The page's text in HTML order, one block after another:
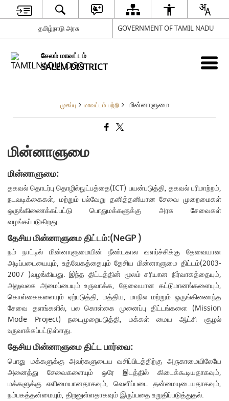
தமிழ்நாடு அரசு GOVERNMENT OF TAMIL NADU
சேலம் மாவட்டம்
SALEM DISTRICT
முகப்பு மாவட்டம் பற்றி மின்னாளுமை
மின்னாளுமை
மின்னாளுமை:
தகவல் தொடர்பு தொழில்நுட்பத்தை(ICT) பயன்படுத்தி, தகவல் பரிமாற்றம்,
நடவடிக்கைகள், மற்றும் பல்வேறு தனித்தனியான சேவை முறைமைகள்
ஒருங்கிணைக்கப்பட்டு பொதுமக்களுக்கு அரசு சேவைகள்
வழங்கப்படுகிறது.
தேசிய மின்னாளுமை திட்டம்:(NeGP )
நம் நாட்டில் மின்னாளுமையின் நீண்டகால வளர்ச்சிக்கு தேவையான
அடிப்படையையும், உத்வேகத்தையும் தேசிய மின்னாளுமை திட்டம்(2003-
2007 )வழங்கியது. இந்த திட்டத்தின் மூலம் சரியான நிர்வாகத்தையும்,
அலுவலக அமைப்பையும் உருவாக்க, தேவையான கட்டுமானங்களையும்,
கொள்கைகளையும் ஏற்படுத்தி, மத்திய, மாநில மற்றும் ஒருங்கிணைந்த
சேவை தளங்களில், பல கொள்கை முனைப்பு திட்டங்களை (Mission
Mode Project) நடைமுறைபடுத்தி, மக்கள் மைய ஆட்சி சூழல்
உருவாக்கப்பட்டுள்ளது.
தேசிய மின்னாளுமை திட்ட பார்வை:
பொது மக்களுக்கு அவர்களுடைய வசிப்பிடத்திற்கு அருகாமையிலேயே
அனைத்து சேவைகளையும் ஒரே இடத்தில் கிடைக்கூடியதாகவும்,
மக்களுக்கு எளிமையானதாகவும், வெளிப்படை தன்மையுடையதாகவும்,
நம்பகத்தன்மையும், திறனுள்ளதாகவும் இருப்பதை உறுதிப்படுத்துதல்.